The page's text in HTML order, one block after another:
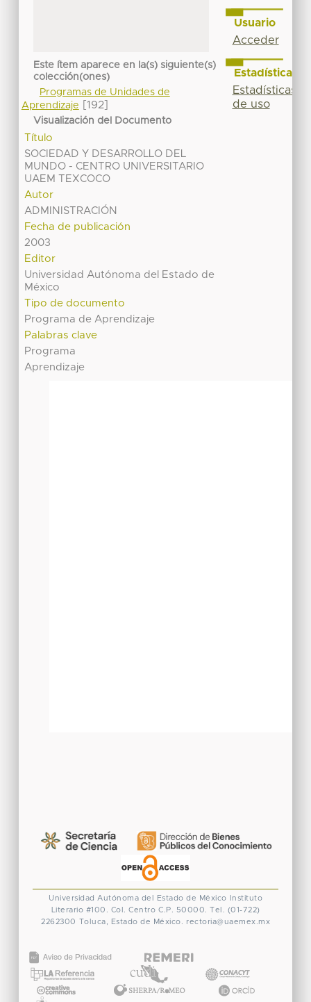
Este ítem aparece en la(s) siguiente(s)
colección(ones)
Programas de Unidades de
Aprendizaje
[192]
Visualización del Documento
Título
SOCIEDAD Y DESARROLLO DEL
MUNDO - CENTRO UNIVERSITARIO
UAEM TEXCOCO
Autor
ADMINISTRACIÓN
Fecha de publicación
2003
Editor
Universidad Autónoma del Estado de
México
Tipo de documento
Programa de Aprendizaje
Palabras clave
Programa
Aprendizaje
Usuario
Acceder
Estadísticas
Estadísticas
de uso
Universidad Autónoma del Estado de México
Instituto
Literario #100. Col. Centro C.P. 50000. Tel. (01-722)
2262300 Toluca, Estado de México. rectoria@uaemex.mx